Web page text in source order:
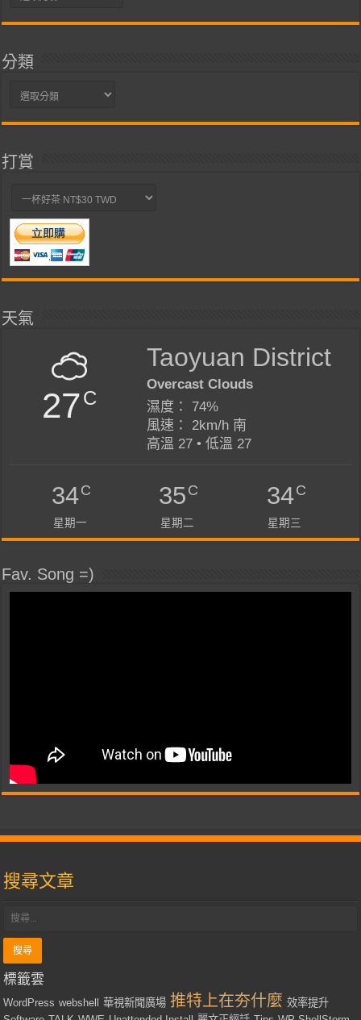
分類
分
打賞
天氣
27C
Taoyuan District
Overcast Clouds
濕度： 74%
風速： 2km/h 南
高溫 27 • 低溫 27
34C
星期一
35C
星期二
34C
星期三
Fav. Song =)
搜尋文章
標籤雲
WordPress webshell 華視新聞廣場 推特上在夯什麼 效率提升